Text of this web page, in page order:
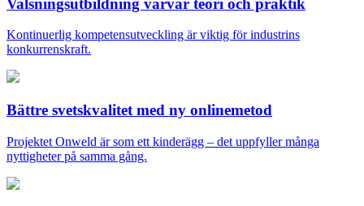
Kontinuerlig kompetensutveckling är viktig för industrins
konkurrenskraft.
Bättre svetskvalitet med ny onlinemetod
Projektet Onweld är som ett kinderägg – det uppfyller många
nyttigheter på samma gång.